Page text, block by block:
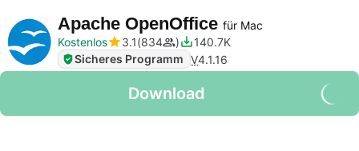
Apache OpenOffice für Mac
Kostenlos
3.1 834
140.7K
Sicheres Programm V4.1.16
Download